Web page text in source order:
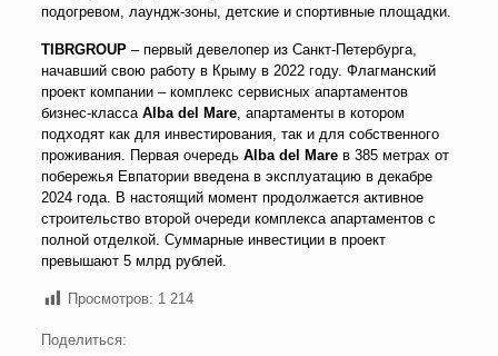
подогревом, лаундж-зоны, детские и спортивные площадки.
TIBRGROUP –первый девелопер из Санкт-Петербурга,
начавший свою работу в Крыму в 2022 году. Флагманский
проект компании –комплекс сервисных апартаментов
бизнес-класса Alba del Mare, апартаменты в котором
подходят как для инвестирования, так и для собственного
проживания. Первая очередь Alba del Mareв 385 метрах от
побережья Евпатории введена в эксплуатацию в декабре
2024 года. В настоящий момент продолжается активное
строительство второй очереди комплекса апартаментов с
полной отделкой. Суммарные инвестиции в проект
превышают 5 млрд рублей.
Просмотров: 1 214
Поделиться: